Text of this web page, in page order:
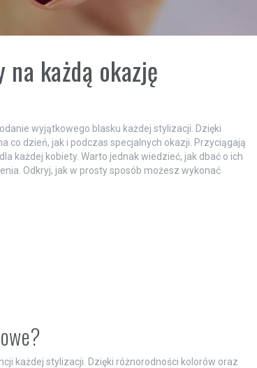
każdą okazję
wyjątkowego blasku każdej stylizacji. Dzięki
co dzień, jak i podczas specjalnych okazji. Przyciągają
każdej kobiety. Warto jednak wiedzieć, jak dbać o ich
Odkryj, jak w prosty sposób możesz wykonać
każdej stylizacji. Dzięki różnorodności kolorów oraz